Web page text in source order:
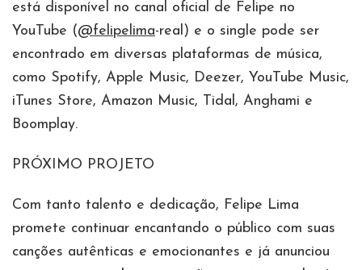
está disponível no canal oficial de Felipe no
YouTube (@felipelima-real) e o single pode ser
encontrado em diversas plataformas de música,
como Spotify, Apple Music, Deezer, YouTube Music,
iTunes Store, Amazon Music, Tidal, Anghami e
Boomplay.
PRÓXIMO PROJETO
Com tanto talento e dedicação, Felipe Lima
promete continuar encantando o público com suas
canções autênticas e emocionantes e já anunciou